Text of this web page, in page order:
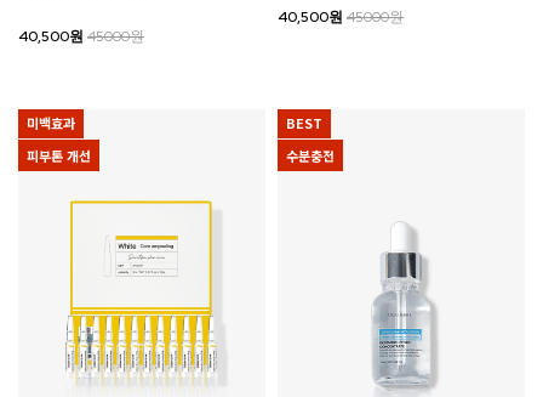
40,500원 45000원
40,500원 45000원
미백효과
피부톤 개선
BEST
수분충전